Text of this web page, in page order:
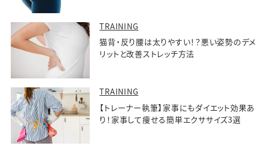
TRAINING
猫背・反り腰は太りやすい！？悪い姿勢のデメ
リットと改善ストレッチ方法
TRAINING
【トレーナー執筆】家事にもダイエット効果あ
り！家事して痩せる簡単エクササイズ3選